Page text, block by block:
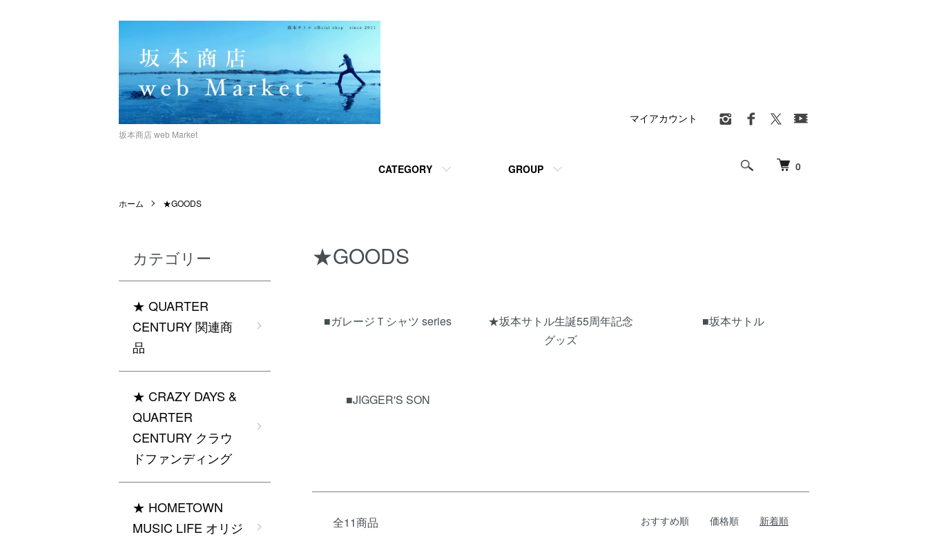
坂本商店 web Market
0
CATEGORY GROUP
マイアカウント
ホーム ★GOODS
★GOODS
■ガレージＴシャツ series
★坂本サトル生誕55周年記念
グッズ
■坂本サトル
■JIGGER'S SON
全11商品 おすすめ順 価格順 新着順
カテゴリー
★ QUARTER
CENTURY 関連商
品
★ CRAZY DAYS &
QUARTER
CENTURY クラウ
ドファンディング
★ HOMETOWN
MUSIC LIFE オリジ